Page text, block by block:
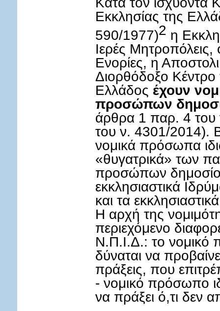
Εκκλησίας της
590/1977)2 η
Ιερές Μητροπόλεις,
Ενορίες, η
Διορθόδοξο Κέντρο
Ελλάδος έχουν
προσώπων
άρθρα 1 παρ. 4
του ν. 4301/2014).
νομικά πρόσωπα
«θυγατρικά» των
προσώπων
εκκλησιαστικά
και τα
Η αρχή της
περιεχόμενο
Ν.Π.Ι.Δ.: το
δύναται να
πράξεις, που
- νομικό πρόσωπο
να πράξει ό,τι δεν